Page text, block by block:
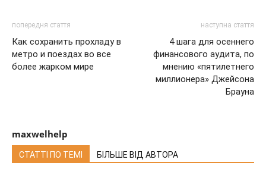
попередня стаття
Как сохранить прохладу в
метро и поездах во все
более жарком мире
наступна стаття
4 шага для осеннего
финансового аудита, по
мнению «пятилетнего
миллионера» Джейсона
Брауна
maxwelhelp
СТАТТІ ПО ТЕМІ БІЛЬШЕ ВІД АВТОРА